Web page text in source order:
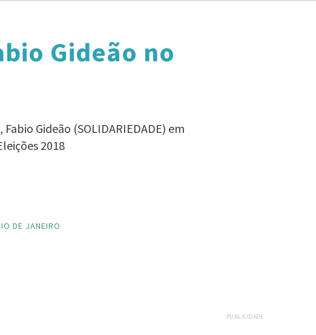
Gideão no
Gideão (SOLIDARIEDADE) em
2018
DE JANEIRO
PUBLICIDADE